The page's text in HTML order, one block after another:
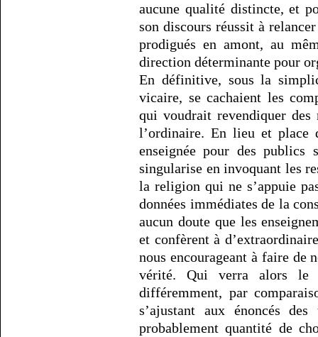
aucune qualité distincte, et
son discours réussit à
prodigués en amont, au
direction déterminante pour
En définitive, sous la
vicaire, se cachaient les
qui voudrait revendiquer des
l’ordinaire. En lieu et
enseignée pour des publics
singularise en invoquant les
la religion qui ne s’appuie
données immédiates de la
aucun doute que les
et confèrent à
nous encourageant à faire de
vérité. Qui verra alors le
différemment, par
s’ajustant aux énoncés
probablement quantité de